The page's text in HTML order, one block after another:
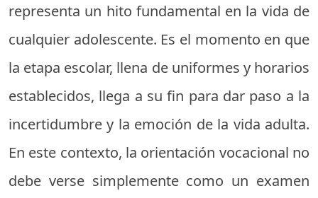
representa un hito fundamental en la vida de
cualquier adolescente. Es el momento en que
la etapa escolar, llena de uniformes y horarios
establecidos, llega a su fin para dar paso a la
incertidumbre y la emoción de la vida adulta.
En este contexto, la orientación vocacional no
debe verse simplemente como un examen